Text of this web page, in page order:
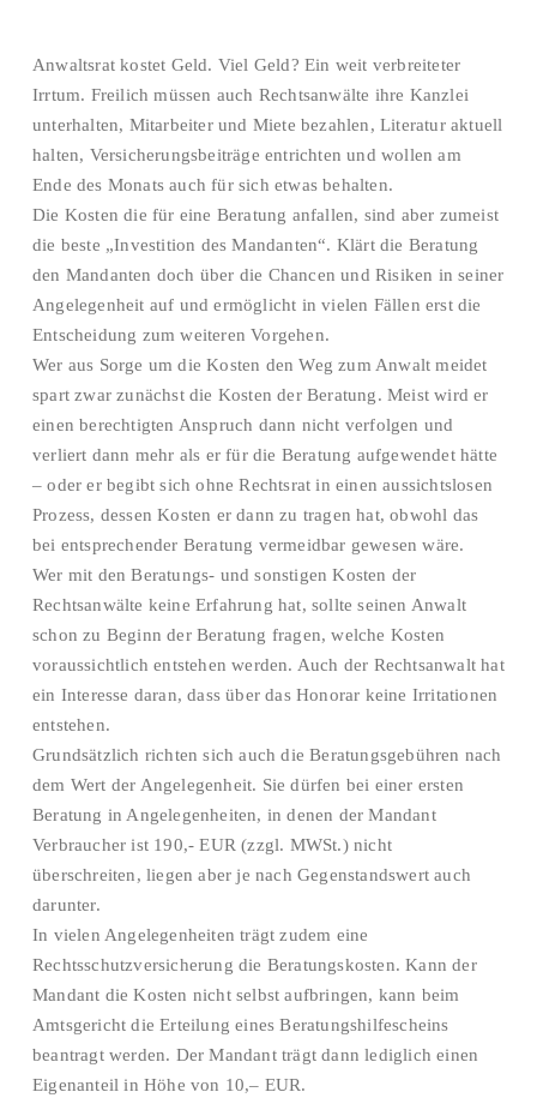
Anwaltsrat kostet Geld. Viel Geld? Ein weit verbreiteter
Irrtum. Freilich müssen auch Rechtsanwälte ihre Kanzlei
unterhalten, Mitarbeiter und Miete bezahlen, Literatur aktuell
halten, Versicherungsbeiträge entrichten und wollen am
Ende des Monats auch für sich etwas behalten.
Die Kosten die für eine Beratung anfallen, sind aber zumeist
die beste „Investition des Mandanten“. Klärt die Beratung
den Mandanten doch über die Chancen und Risiken in seiner
Angelegenheit auf und ermöglicht in vielen Fällen erst die
Entscheidung zum weiteren Vorgehen.
Wer aus Sorge um die Kosten den Weg zum Anwalt meidet
spart zwar zunächst die Kosten der Beratung. Meist wird er
einen berechtigten Anspruch dann nicht verfolgen und
verliert dann mehr als er für die Beratung aufgewendet hätte
– oder er begibt sich ohne Rechtsrat in einen aussichtslosen
Prozess, dessen Kosten er dann zu tragen hat, obwohl das
bei entsprechender Beratung vermeidbar gewesen wäre.
Wer mit den Beratungs- und sonstigen Kosten der
Rechtsanwälte keine Erfahrung hat, sollte seinen Anwalt
schon zu Beginn der Beratung fragen, welche Kosten
voraussichtlich entstehen werden. Auch der Rechtsanwalt hat
ein Interesse daran, dass über das Honorar keine Irritationen
entstehen.
Grundsätzlich richten sich auch die Beratungsgebühren nach
dem Wert der Angelegenheit. Sie dürfen bei einer ersten
Beratung in Angelegenheiten, in denen der Mandant
Verbraucher ist 190,- EUR (zzgl. MWSt.) nicht
überschreiten, liegen aber je nach Gegenstandswert auch
darunter.
In vielen Angelegenheiten trägt zudem eine
Rechtsschutzversicherung die Beratungskosten. Kann der
Mandant die Kosten nicht selbst aufbringen, kann beim
Amtsgericht die Erteilung eines Beratungshilfescheins
beantragt werden. Der Mandant trägt dann lediglich einen
Eigenanteil in Höhe von 10,– EUR.